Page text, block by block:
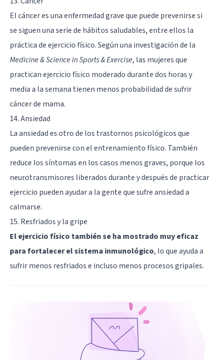
El cáncer es una enfermedad graveque puede prevenirse si
se siguen una serie de hábitos saludables, entre ellos la
práctica de ejercicio físico. Según una investigación de la
Medicine & Science in Sports & Exercise, las mujeres que
practican ejercicio físico moderado durante dos horas y
media a la semana tienen menos probabilidad de sufrir
cáncer de mama.
14. Ansiedad
La ansiedad es otro de los trastornos psicológicosque
pueden prevenirse con el entrenamiento físico. También
reduce los síntomas en los casos menos graves, porque los
neurotransmisores liberados durante y después de practicar
ejercicio pueden ayudar a la gente que sufre ansiedad a
calmarse.
15. Resfriados y la gripe
El ejercicio físico también se ha mostrado muy eficaz
para fortalecer el sistema inmunológico, lo que ayuda a
sufrir menos resfriados e incluso menos procesos gripales.